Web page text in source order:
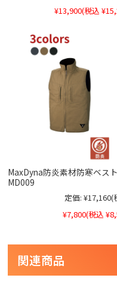
¥13,900(税込
MaxDyna防炎素材防寒ベスト
MD009
定価: ¥17,160(
¥7,800(税込
関連商品